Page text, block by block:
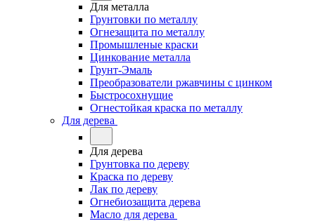
Для металла
Грунтовки по металлу
Огнезащита по металлу
Промышленые краски
Цинкование металла
Грунт-Эмаль
Преобразователи ржавчины с цинком
Быстросохнущие
Огнестойкая краска по металлу
Для дерева
Для дерева
Грунтовка по дереву
Краска по дереву
Лак по дереву
Огнебиозащита дерева
Масло для дерева